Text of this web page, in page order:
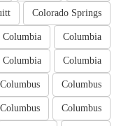
Colorado Springs
Columbia
Columbia
Columbia
Columbia
Columbus
Columbus
Columbus
Columbus